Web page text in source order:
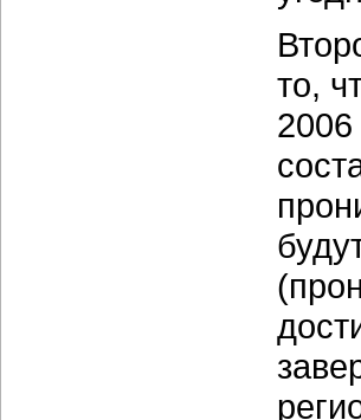
то,
2006